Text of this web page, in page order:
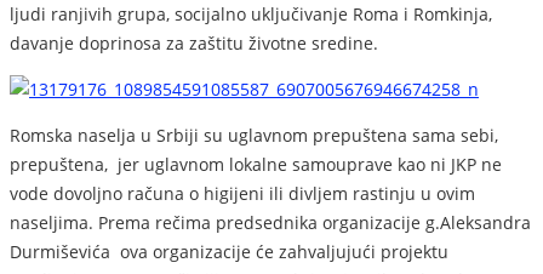
ljudi ranjivih grupa, socijalno uključivanje Roma i Romkinja,
davanje doprinosa za zaštitu životne sredine.
Romska naselja u Srbiji su uglavnom prepuštena sama sebi,
prepuštena, jer uglavnom lokalne samouprave kao ni JKP ne
vode dovoljno računa o higijeni ili divljem rastinju u ovim
naseljima. Prema rečima predsednika organizacije g.Aleksandra
Durmiševića ova organizacije će zahvaljujući projektu